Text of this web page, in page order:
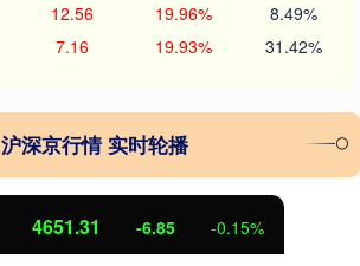
12.56 19.96% 8.49%
7.16 19.93% 31.42%
沪深京行情 实时轮播
1122.88 3.42 0.30%